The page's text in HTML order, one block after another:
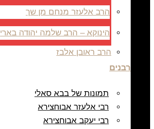
הרב אלעזר מנחם מן שך
הינוקא – הרב שלמה יהודה בארי
הרב ראובן אלבז
רבנים
תמונות של בבא סאלי
רבי אלעזר אבוחצירא
רבי יעקב אבוחצירא